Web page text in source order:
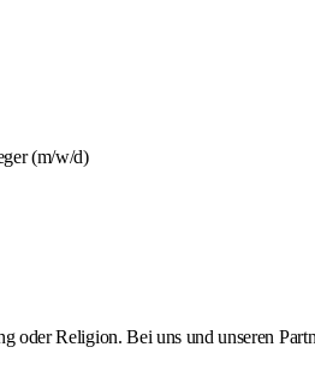
(m/w/d)
Religion. Bei uns und unseren